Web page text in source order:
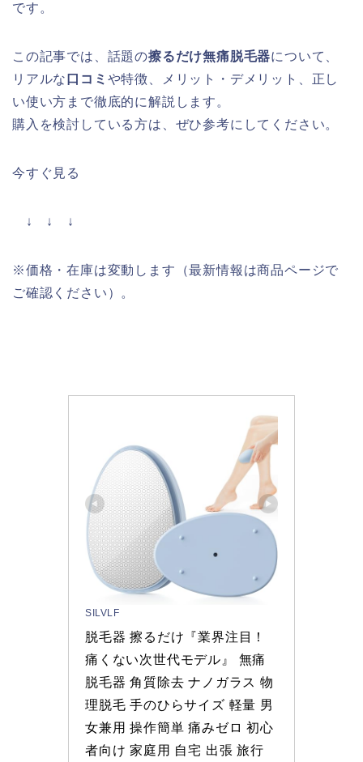
です。
この記事では、話題の擦るだけ無痛脱毛器について、
リアルな 口コミ や特徴、メリット・デメリット、正し
い使い方まで徹底的に解説します。
購入を検討している方は、ぜひ参考にしてください。
今すぐ見る
↓ ↓ ↓
※価格・在庫は変動します（最新情報は商品ページで
ご確認ください）。
SILVLF
脱毛器 擦るだけ『業界注目！
痛くない次世代モデル』 無痛
脱毛器 角質除去 ナノガラス 物
理脱毛 手のひらサイズ 軽量 男
女兼用 操作簡単 痛みゼロ 初心
者向け 家庭用 自宅 出張 旅行